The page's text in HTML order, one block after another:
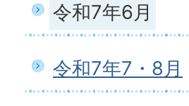
令和7年6月
令和7年7・8月